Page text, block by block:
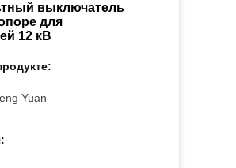
выключатель
для
12 кВ
Yuan